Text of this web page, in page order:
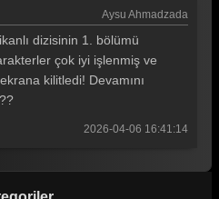
Aysu Ahmadzada
dizisinin 1. bölümü
çok iyi işlenmiş ve
kilitledi! Devamını
2026-04-06 16:41:14